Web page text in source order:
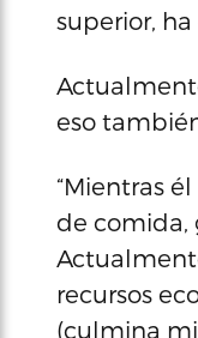
superior,
eso
“Mientras
de comida,
recursos
(culmina